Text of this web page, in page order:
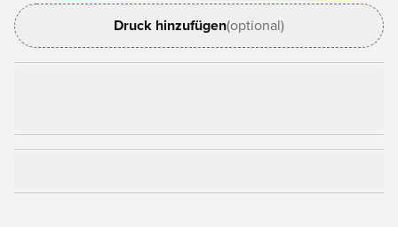
Druck hinzufügen(optional)